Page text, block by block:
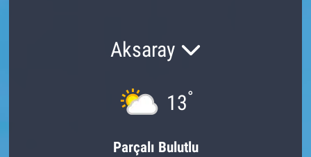
Aksaray
13°
Parçalı Bulutlu